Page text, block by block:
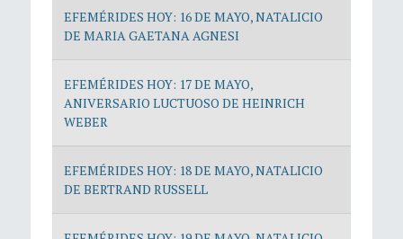
EFEMÉRIDES HOY: 16 DE MAYO, NATALICIO
DE MARIA GAETANA AGNESI
EFEMÉRIDES HOY: 17 DE MAYO,
ANIVERSARIO LUCTUOSO DE HEINRICH
WEBER
EFEMÉRIDES HOY: 18 DE MAYO, NATALICIO
DE BERTRAND RUSSELL